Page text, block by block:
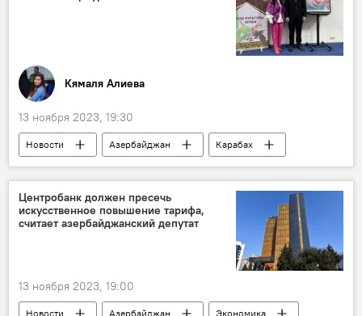
Общество
Кямаля Алиева
13 ноября 2023, 19:30
Новости Азербайджан
Карабах
Шуша
История
Культура
Сайт
презентация
Санкт-Петербург
Центробанк должен пресечь
искусственное повышение тарифа,
считает азербайджанский депутат
13 ноября 2023, 19:00
Новости Азербайджан
Экономика